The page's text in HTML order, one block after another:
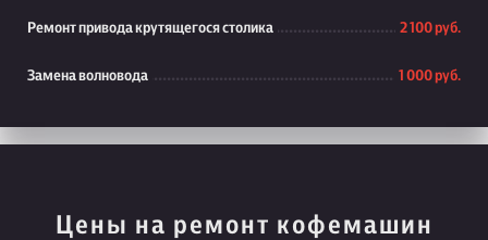
Ремонт привода крутящегося столика 2 100 руб.
Замена волновода 1 000 руб.
Цены на ремонт кофемашин